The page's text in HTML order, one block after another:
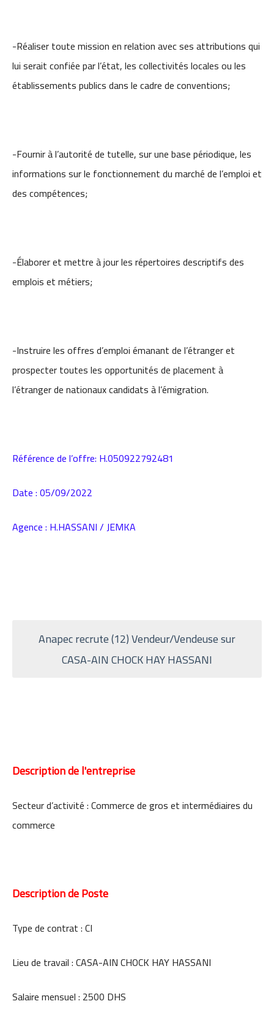
-Réaliser toute mission en relation avec ses attributions qui
lui serait confiée par l’état, les collectivités locales ou les
établissements publics dans le cadre de conventions;
-Fournir à l’autorité de tutelle, sur une base périodique, les
informations sur le fonctionnement du marché de l’emploi et
des compétences;
-Élaborer et mettre à jour les répertoires descriptifs des
emplois et métiers;
-Instruire les offres d’emploi émanant de l’étranger et
prospecter toutes les opportunités de placement à
l’étranger de nationaux candidats à l’émigration.
Référence de l’offre: H.050922792481
Date : 05/09/2022
Agence : H.HASSANI / JEMKA
Anapec recrute (12) Vendeur/Vendeusesur
CASA-AIN CHOCK HAY HASSANI
Description de l'entreprise
Secteur d’activité : Commerce de gros et intermédiaires du
commerce
Description de Poste
Type de contrat : CI
Lieu de travail : CASA-AIN CHOCK HAY HASSANI
Salaire mensuel : 2500 DHS